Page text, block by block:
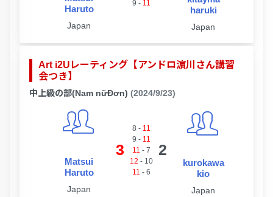
Haruto
Japan
9 - 11
haruki
Japan
Art i2Uレーティング【アンドロ濵川さん講習
会つき】
中上級の部(Nam nữĐơn) (2024/9/23)
Matsui
Haruto
Japan
3
8 - 11
9 - 11
11 - 7
12 - 10
11 - 6
2
kurokawa
kio
Japan